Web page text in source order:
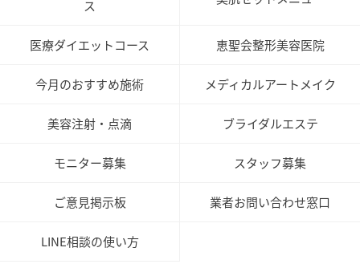
ス
医療ダイエットコース 恵聖会整形美容医院
今月のおすすめ施術 メディカルアートメイク
美容注射・点滴 ブライダルエステ
モニター募集 スタッフ募集
ご意見掲示板 業者お問い合わせ窓口
LINE相談の使い方